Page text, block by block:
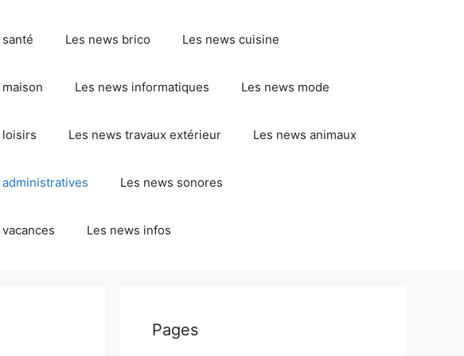
Les news brico Les news cuisine
Les news informatiques Les news mode
loisirs Les news travaux extérieur Les news animaux
Les news sonores
Les news infos
Pages